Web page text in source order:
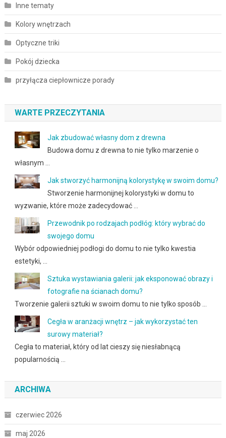
Inne tematy
Kolory wnętrzach
Optyczne triki
Pokój dziecka
przyłącza ciepłownicze porady
WARTE PRZECZYTANIA
Jak zbudować własny dom z drewna
Budowa domu z drewna to nie tylko marzenie o
własnym …
Jak stworzyć harmonijną kolorystykę w swoim domu?
Stworzenie harmonijnej kolorystyki w domu to
wyzwanie, które może zadecydować …
Przewodnik po rodzajach podłóg: który wybrać do
swojego domu
Wybór odpowiedniej podłogi do domu to nie tylko kwestia
estetyki, …
Sztuka wystawiania galerii: jak eksponować obrazy i
fotografie na ścianach domu?
Tworzenie galerii sztuki w swoim domu to nie tylko sposób …
Cegła w aranżacji wnętrz – jak wykorzystać ten
surowy materiał?
Cegła to materiał, który od lat cieszy się niesłabnącą
popularnością …
ARCHIWA
czerwiec 2026
maj 2026